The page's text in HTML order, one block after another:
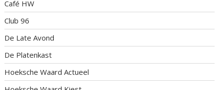
Café HW
Club 96
De Late Avond
De Platenkast
Hoeksche Waard Actueel